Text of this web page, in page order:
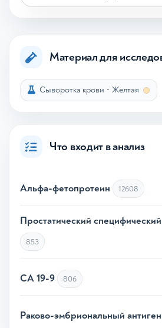
Материал для
Сыворотка крови • Желтая
Что входит в анализ
Альфа-фетопротеин 12608
Простатический
853
СА 19-9 806
Раково-эмбриональный антиген